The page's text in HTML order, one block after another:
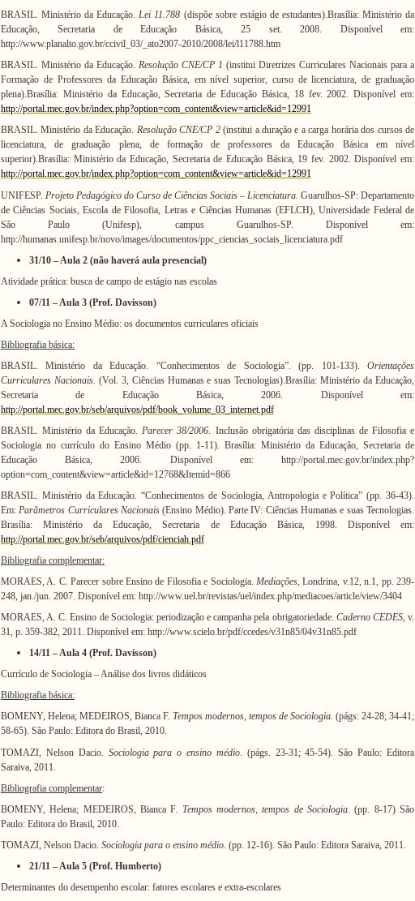
BRASIL. Ministério da Educação. Lei 11.788 (dispõe sobre estágio de estudantes). Brasília: Ministério da
Educação, Secretaria de Educação Básica, 25 set. 2008. Disponível em:
http://www.planalto.gov.br/ccivil_03/_ato2007-2010/2008/lei/l11788.htm
BRASIL. Ministério da Educação. Resolução CNE/CP 1 (institui Diretrizes Curriculares Nacionais para a
Formação de Professores da Educação Básica, em nível superior, curso de licenciatura, de graduação
plena). Brasília: Ministério da Educação, Secretaria de Educação Básica, 18 fev. 2002. Disponível em:
http://portal.mec.gov.br/index.php?option=com_content&view=article&id=12991
BRASIL. Ministério da Educação. Resolução CNE/CP 2(institui a duração e a carga horária dos cursos de
licenciatura, de graduação plena, de formação de professores da Educação Básica em nível
superior).Brasília: Ministério da Educação, Secretaria de Educação Básica, 19 fev. 2002. Disponível em:
http://portal.mec.gov.br/index.php?option=com_content&view=article&id=12991
UNIFESP. Projeto Pedagógico do Curso de Ciências Sociais – Licenciatura . Guarulhos-SP: Departamento
de Ciências Sociais, Escola de Filosofia, Letras e Ciências Humanas (EFLCH), Universidade Federal de
São Paulo (Unifesp), campus Guarulhos-SP. Disponível em:
http://humanas.unifesp.br/novo/images/documentos/ppc_ciencias_sociais_licenciatura.pdf
31/10 – Aula 2 (não haverá aula presencial)
Atividade prática: busca de campo de estágio nas escolas
07/11 – Aula 3 (Prof. Davisson)
A Sociologia no Ensino Médio: os documentos curriculares oficiais
Bibliografia básica:
BRASIL. Ministério da Educação. “Conhecimentos de Sociologia”. (pp. 101-133). Orientações
Curriculares Nacionais. (Vol. 3, Ciências Humanas e suas Tecnologias).Brasília: Ministério da Educação,
Secretaria de Educação Básica, 2006. Disponível em:
http://portal.mec.gov.br/seb/arquivos/pdf/book_volume_03_internet.pdf
BRASIL. Ministério da Educação. Parecer 38/2006 . Inclusão obrigatória das disciplinas de Filosofia e
Sociologia no currículo do Ensino Médio (pp. 1-11). Brasília: Ministério da Educação, Secretaria de
Educação Básica, 2006. Disponível em: http://portal.mec.gov.br/index.php?
option=com_content&view=article&id=12768&Itemid=866
BRASIL. Ministério da Educação. “Conhecimentos de Sociologia, Antropologia e Política” (pp. 36-43).
Em: Parâmetros Curriculares Nacionais (Ensino Médio). Parte IV: Ciências Humanas e suas Tecnologias.
Brasília: Ministério da Educação, Secretaria de Educação Básica, 1998. Disponível em:
http://portal.mec.gov.br/seb/arquivos/pdf/cienciah.pdf
Bibliografia complementar:
MORAES, A. C. Parecer sobre Ensino de Filosofia e Sociologia. Mediações , Londrina, v.12, n.1, pp. 239-
248, jan./jun. 2007. Disponível em: http://www.uel.br/revistas/uel/index.php/mediacoes/article/view/3404
MORAES, A. C. Ensino de Sociologia: periodização e campanha pela obrigatoriedade. Caderno CEDES, v.
31, p. 359-382, 2011. Disponível em: http://www.scielo.br/pdf/ccedes/v31n85/04v31n85.pdf
14/11 – Aula 4 (Prof. Davisson)
Currículo de Sociologia – Análise dos livros didáticos
Bibliografia básica:
BOMENY, Helena; MEDEIROS, Bianca F. Tempos modernos, tempos de Sociologia. (págs: 24-28; 34-41;
58-65). São Paulo: Editora do Brasil, 2010.
TOMAZI, Nelson Dacio. Sociologia para o ensino médio. (págs. 23-31; 45-54). São Paulo: Editora
Saraiva, 2011.
Bibliografia complementar:
BOMENY, Helena; MEDEIROS, Bianca F. Tempos modernos, tempos de Sociologia . (pp. 8-17) São
Paulo: Editora do Brasil, 2010.
TOMAZI, Nelson Dacio. Sociologia para o ensino médio . (pp. 12-16). São Paulo: Editora Saraiva, 2011.
21/11 – Aula 5 (Prof. Humberto)
Determinantes do desempenho escolar: fatores escolares e extra-escolares